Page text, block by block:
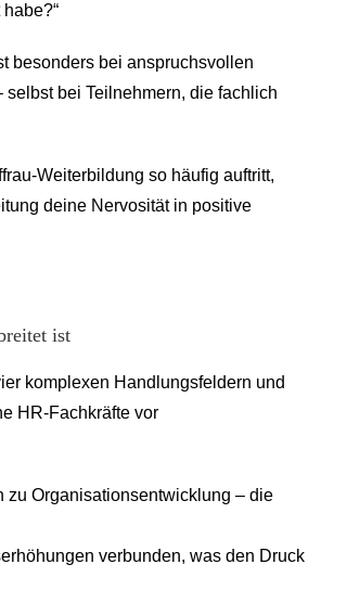
besonders bei anspruchsvollen
bei Teilnehmern, die fachlich
Weiterbildung so häufig auftritt,
deine Nervosität in positive
ist
komplexen Handlungsfeldern und
HR-Fachkräfte vor
zu Organisationsentwicklung – die
verbunden, was den Druck